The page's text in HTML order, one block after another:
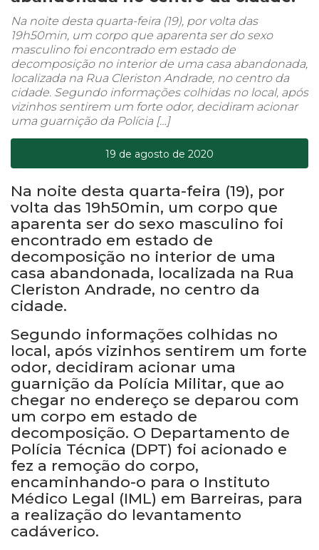
Na noite desta quarta-feira (19), por volta das
19h50min, um corpo que aparenta ser do sexo
masculino foi encontrado em estado de
decomposição no interior de uma casa abandonada,
localizada na Rua Cleriston Andrade, no centro da
cidade. Segundo informações colhidas no local, após
vizinhos sentirem um forte odor, decidiram acionar
uma guarnição da Polícia […]
19 de agosto de 2020
Na noite desta quarta-feira (19), por
volta das 19h50min, um corpo que
aparenta ser do sexo masculino foi
encontrado em estado de
decomposição no interior de uma
casa abandonada, localizada na Rua
Cleriston Andrade, no centro da
cidade.
Segundo informações colhidas no
local, após vizinhos sentirem um forte
odor, decidiram acionar uma
guarnição da Polícia Militar, que ao
chegar no endereço se deparou com
um corpo em estado de
decomposição. O Departamento de
Polícia Técnica (DPT) foi acionado e
fez a remoção do corpo,
encaminhando-o para o Instituto
Médico Legal (IML) em Barreiras, para
a realização do levantamento
cadáverico.